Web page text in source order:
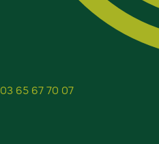
03 65 67 70 07